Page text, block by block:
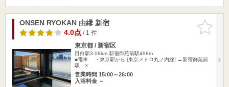
お気に入
りに追加
ONSEN RYOKAN 由縁 新宿
4.0点/ 1 件
東京都 / 新宿区
目白駅3.08km 新宿御苑前駅498m
■電車 ・東京駅から [東京メトロ丸ノ内線] →新宿御苑前
駅 3…
営業時間 15:00～26:00
入浴料金 ～